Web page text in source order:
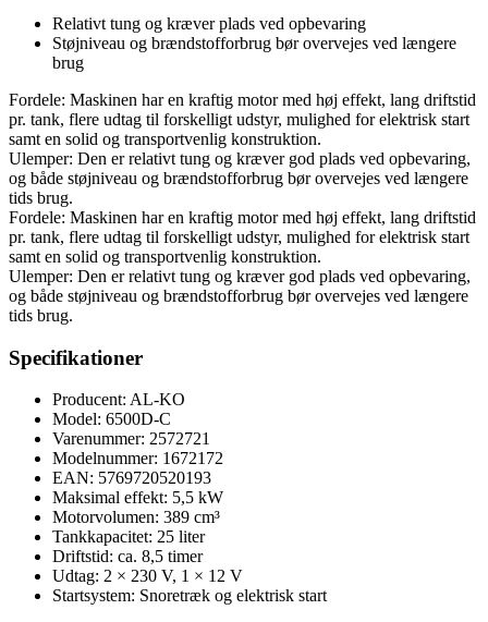
Relativt tung og kræver plads ved opbevaring
Støjniveau og brændstofforbrug bør overvejes ved længere
brug
Fordele: Maskinen har en kraftig motor med høj effekt, lang driftstid
pr. tank, flere udtag til forskelligt udstyr, mulighed for elektrisk start
samt en solid og transportvenlig konstruktion.
Ulemper: Den er relativt tung og kræver god plads ved opbevaring,
og både støjniveau og brændstofforbrug bør overvejes ved længere
tids brug.
Fordele: Maskinen har en kraftig motor med høj effekt, lang driftstid
pr. tank, flere udtag til forskelligt udstyr, mulighed for elektrisk start
samt en solid og transportvenlig konstruktion.
Ulemper: Den er relativt tung og kræver god plads ved opbevaring,
og både støjniveau og brændstofforbrug bør overvejes ved længere
tids brug.
Specifikationer
Producent: AL-KO
Model: 6500D-C
Varenummer: 2572721
Modelnummer: 1672172
EAN: 5769720520193
Maksimal effekt: 5,5 kW
Motorvolumen: 389 cm³
Tankkapacitet: 25 liter
Driftstid: ca. 8,5 timer
Udtag: 2 × 230 V, 1 × 12 V
Startsystem: Snoretræk og elektrisk start